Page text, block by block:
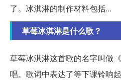
了。冰淇淋的制作材料包括...
草莓冰淇淋是什么歌？
草莓冰淇淋这首歌的名字叫做
唱。歌词中表达了等下课铃响